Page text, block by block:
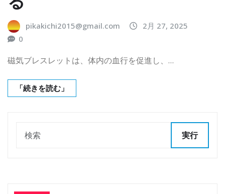
pikakichi2015@gmail.com
2月 27, 2025
0
磁気ブレスレットは、体内の血行を促進し、…
「続きを読む」
実行